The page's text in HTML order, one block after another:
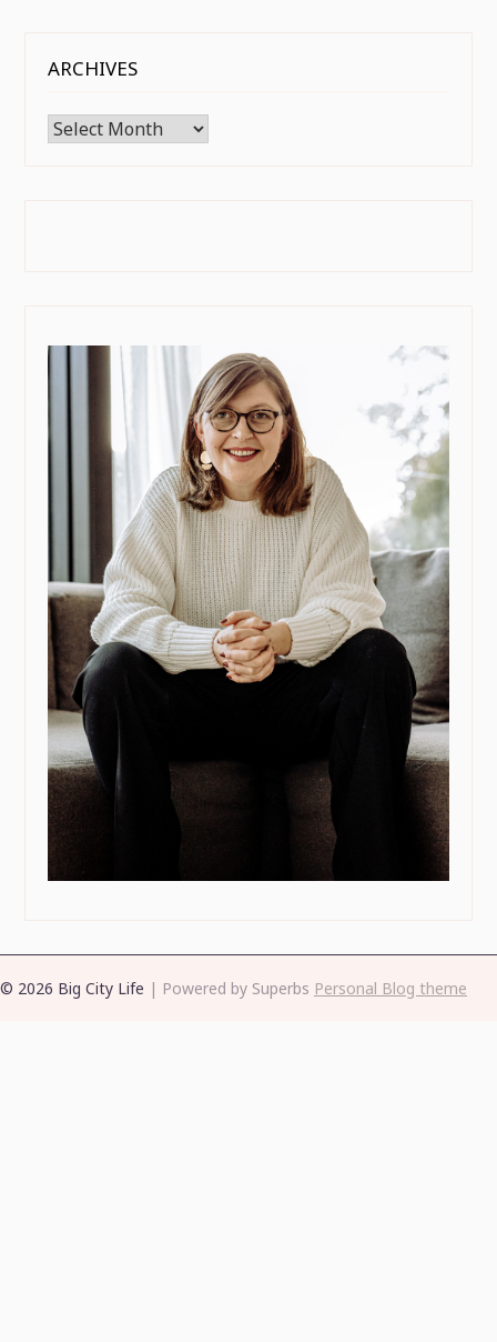
ARCHIVES
Archives
© 2026 Big City Life | Powered by Superbs Personal Blog theme